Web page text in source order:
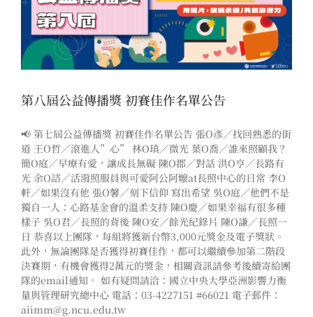
第八屆公益傳播獎 初賽佳作名單公告
📢 第七屆公益傳播獎 初賽佳作名單公告 張O彥／找回熟悉的街
道 王O哲／滾進人”心” 林O瑱／微光 葉O喬／誰來照顧我？
簡O庭／早療有愛，讓成長無礙 陳O郡／對話 洪O亨／長路有
光 余O諮／活潑照服員與可愛阿公阿嬤at長照中心的日常 李O
軒／如果沒有他 張O馨／刻下信仰 寫出希望 吳O庭／他們不是
獨自一人：心路基金會的溫柔支持 陳O慶／如果幸福有很多種
樣子 吳O君／長照的背後 陳O安／餘光紀錄片 陳O謙／長照一
日 恭喜以上團隊，每組將獲新台幣3,000元獎金及電子獎狀。
此外，無論團隊是否獲得初賽佳作，都可以繼續參加第二階段
決賽期，有機會獲得2萬元的獎金，相關資訊請參考後續寄給團
隊的email通知。 如有疑問請洽：國立中央大學亞洲影響力衡
量與管理研究總中心 電話：03-4227151 #66021 電子郵件：
aiimm@g.ncu.edu.tw